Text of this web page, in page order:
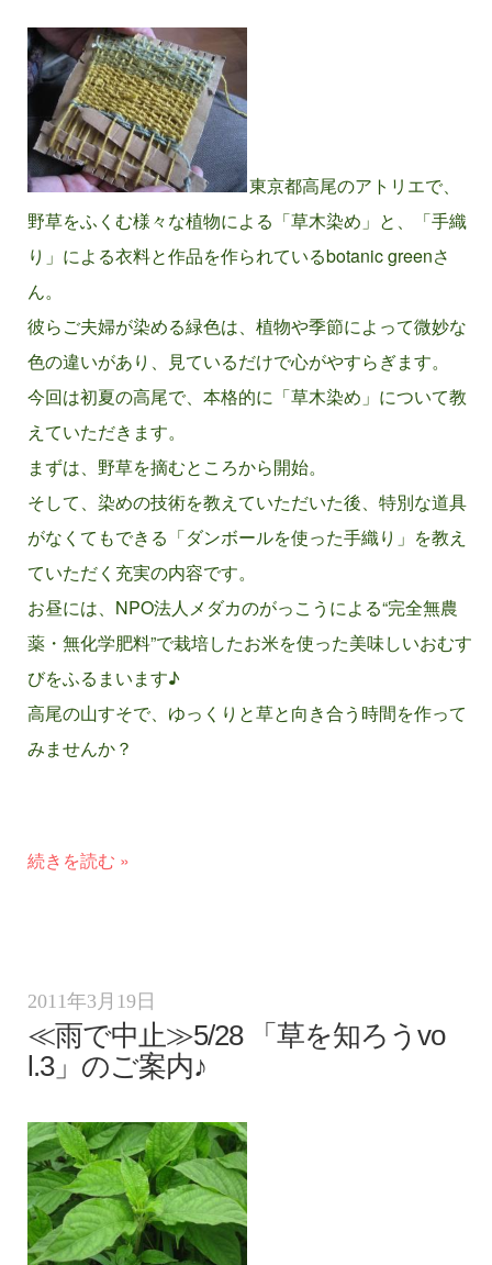
東京都高尾のアトリエで、
野草をふくむ様々な植物による「草木染め」と、「手織
り」による衣料と作品を作られているbotanic greenさ
ん。
彼らご夫婦が染める緑色は、植物や季節によって微妙な
色の違いがあり、見ているだけで心がやすらぎます。
今回は初夏の高尾で、本格的に「草木染め」について教
えていただきます。
まずは、野草を摘むところから開始。
そして、染めの技術を教えていただいた後、特別な道具
がなくてもできる「ダンボールを使った手織り」を教え
ていただく充実の内容です。
お昼には、NPO法人メダカのがっこうによる“完全無農
薬・無化学肥料”で栽培したお米を使った美味しいおむす
びをふるまいます♪
高尾の山すそで、ゆっくりと草と向き合う時間を作って
みませんか？
続きを読む »
2011年3月19日
≪雨で中止≫5/28 「草を知ろうvo
l.3」のご案内♪